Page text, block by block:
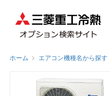
ホーム エアコン機種名から探す